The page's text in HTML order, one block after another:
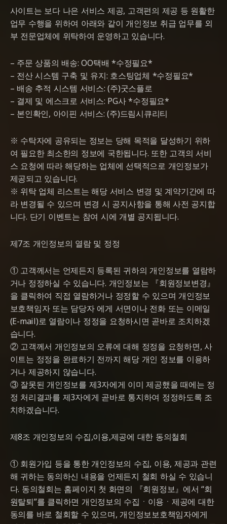
사이트는 보다 나은 서비스 제공, 고객편의 제공 등 원활한
업무 수행을 위하여 아래와 같이 개인정보 취급 업무를 외
부 전문업체에 위탁하여 운영하고 있습니다.
– 주문 상품의 배송: OO택배 *수정필요*
– 전산 시스템 구축 및 유지: 호스팅업체 *수정필요*
– 배송 추적 시스템 서비스: (주)굿스플로
– 결제 및 에스크로 서비스: PG사 *수정필요*
– 본인확인, 아이핀 서비스: (주)드림시큐리티
※ 수탁자에 공유되는 정보는 당해 목적을 달성하기 위하
여 필요한 최소한의 정보에 국한됩니다. 또한 고객의 서비
스 요청에 따라 해당하는 업체에 선택적으로 개인정보가
제공되고 있습니다.
※ 위탁 업체 리스트는 해당 서비스 변경 및 계약기간에 따
라 변경될 수 있으며 변경 시 공지사항을 통해 사전 공지합
니다. 단기 이벤트는 참여 시에 개별 공지됩니다.
제7조 개인정보의 열람 및 정정
① 고객께서는 언제든지 등록된 귀하의 개인정보를 열람하
거나 정정하실 수 있습니다. 개인정보는 『회원정보변경』
을 클릭하여 직접 열람하거나 정정할 수 있으며 개인정보
보호책임자 또는 담당자 에게 서면이나 전화 또는 이메일
(E-mail)로 열람이나 정정을 요청하시면 곧바로 조치하겠
습니다.
② 고객께서 개인정보의 오류에 대해 정정을 요청하면, 사
이트는 정정을 완료하기 전까지 해당 개인 정보를 이용하
거나 제공하지 않습니다.
③ 잘못된 개인정보를 제3자에게 이미 제공했을 때에는 정
정 처리결과를 제3자에게 곧바로 통지하여 정정하도록 조
치하겠습니다.
제8조 개인정보의 수집,이용,제공에 대한 동의철회
① 회원가입 등을 통한 개인정보의 수집, 이용, 제공과 관련
해 귀하는 동의하신 내용을 언제든지 철회 하실 수 있습니
다. 동의철회는 홈페이지 첫 화면의 『회원정보』에서 “회
원탈퇴”를 클릭하면 개인정보의 수집ㆍ이용ㆍ제공에 대한
동의를 바로 철회할 수 있으며, 개인정보보호책임자에게